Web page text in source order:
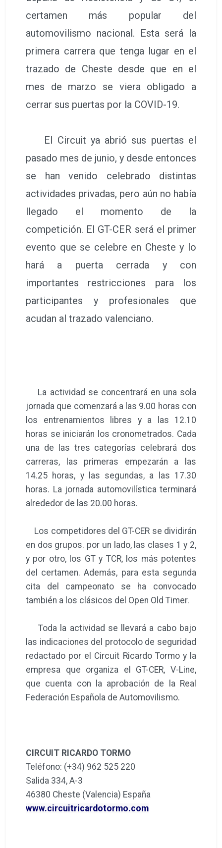
certamen más popular del
automovilismo nacional. Esta será la
primera carrera que tenga lugar en el
trazado de Cheste desde que en el
mes de marzo se viera obligado a
cerrar sus puertas por la COVID-19.
El Circuit ya abrió sus puertas el
pasado mes de junio, y desde entonces
se han venido celebrado distintas
actividades privadas, pero aún no había
llegado el momento de la
competición. El GT-CER será el primer
evento que se celebre en Cheste y lo
hará a puerta cerrada y con
importantes restricciones para los
participantes y profesionales que
acudan al trazado valenciano.
La actividad se concentrará en una sola
jornada que comenzará a las 9.00 horas con
los entrenamientos libres y a las 12.10
horas se iniciarán los cronometrados. Cada
una de las tres categorías celebrará dos
carreras, las primeras empezarán a las
14.25 horas, y las segundas, a las 17.30
horas. La jornada automovilística terminará
alrededor de las 20.00 horas.
Los competidores del GT-CER se dividirán
en dos grupos. por un lado, las clases 1 y 2,
y por otro, los GT y TCR, los más potentes
del certamen. Además, para esta segunda
cita del campeonato se ha convocado
también a los clásicos del Open Old Timer.
Toda la actividad se llevará a cabo bajo
las indicaciones del protocolo de seguridad
redactado por el Circuit Ricardo Tormo y la
empresa que organiza el GT-CER, V-Line,
que cuenta con la aprobación de la Real
Federación Española de Automovilismo.
CIRCUIT RICARDO TORMO
Teléfono: (+34) 962 525 220
Salida 334, A-3
46380 Cheste (Valencia) España
www.circuitricardotormo.com